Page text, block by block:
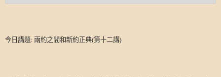
今日講題: 兩約之間和新約正典(第十二講)